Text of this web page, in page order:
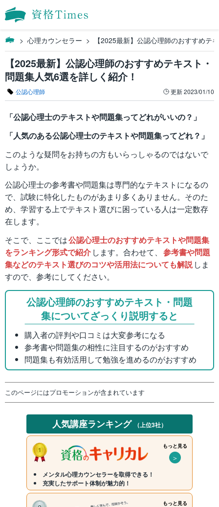
心理カウンセラー 【2025最新】公認心理師のおすすめテ
【2025最新】公認心理師のおすすめテキスト・
問題集人気6選を詳しく紹介！
公認心理師 更新2023/01/10
「公認心理士のテキストや問題集ってどれがいいの？」
「人気のある公認心理士のテキストや問題集ってどれ？」
このような疑問をお持ちの方もいらっしゃるのではないで
しょうか。
公認心理士の参考書や問題集は専門的なテキストになるの
で、試験に特化したものがあまり多くありません。そのた
め、学習する上でテキスト選びに困っている人は一定数存
在します。
そこで、ここでは公認心理士のおすすめテキストや問題集
をランキング形式で紹介 します。合わせて、 参考書や問題
集などのテキスト選びのコツや活用法についても解説 しま
すので、参考にしてください。
公認心理師のおすすめテキスト・問題
集についてざっくり説明すると
購入者の評判や口コミは大変参考になる
参考書や問題集の相性に注目するのがおすすめ
問題集も有効活用して勉強を進めるのがおすすめ
このページにはプロモーションが含まれています
人気講座ランキング （上位3社）
もっと見る
＞
メンタル心理カウンセラーを取得できる！
充実したサポート体制が魅力的！
もっと見る